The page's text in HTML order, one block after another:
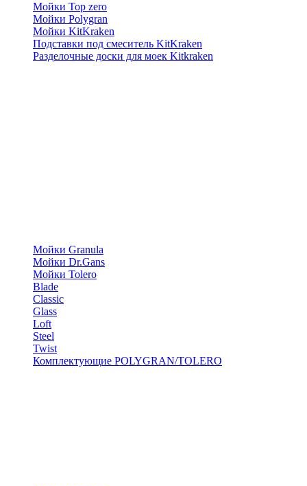
Мойки Top zero
Мойки Polygran
Мойки KitKraken
Подставки под смеситель KitKraken
Разделочные доски для моек Kitkraken
Мойки Granula
Мойки Dr.Gans
Мойки Tolero
Blade
Classic
Glass
Loft
Steel
Twist
Комплектующие POLYGRAN/TOLERO